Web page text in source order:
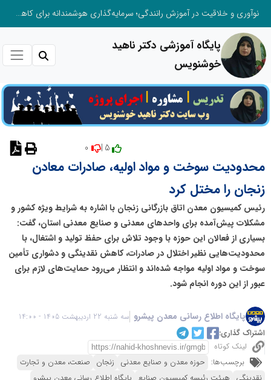
نوآوری و خلاقیت در آموزش رانندگی؛ سرمایه‌گذاری هوشمندانه برای کاهش آسیب‌های اجتماعی و ارتقای ایمنی جامعه
پایگاه آموزشی دکتر ناهید
خوشنویس
5 |
محدودیت سوخت و مواد اولیه، صادرات معادن
زنجان را مختل کرد
رئیس کمیسیون معدن اتاق بازرگانی زنجان با اشاره به شرایط ویژه کشور و
مشکلات پیش‌آمده برای واحدهای معدنی و صنایع معدنی استان، گفت:
بسیاری از فعالان این حوزه با وجود تلاش برای حفظ تولید و اشتغال، با
محدودیت‌هایی نظیر اختلال در صادرات، کاهش نقدینگی و دشواری تأمین
سوخت و مواد اولیه مواجه شده‌اند و انتظار می‌رود حمایت‌های لازم برای
عبور از این دوره انجام شود.
پایگاه اطلاع رسانی معدن پیشرو سه شنبه 22 اردیبهشت 1405 - 14:00
اشتراک گذاری:
لینک کوتاه
برچسب‌ها: حوزه معدن و صنایع معدنی زنجان صنعت، معدن و تجارت